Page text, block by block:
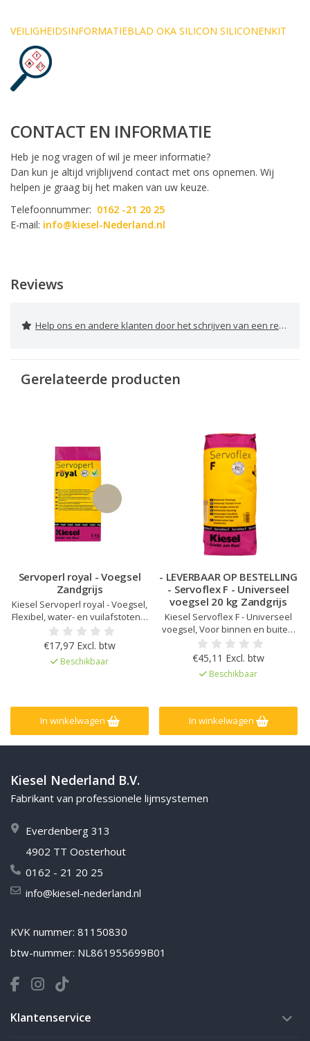
VEILIGHEIDSINFORMATIEBLAD OKA SILICON SILICONENKIT
CONTACT EN INFORMATIE
Heb je nog vragen of wil je meer informatie?
Dan kun je altijd vrijblijvend contact met ons opnemen. Wij
helpen je graag bij het maken van uw keuze.
Telefoonnummer: 0162 -21 20 25
E-mail: info@kiesel-Nederland.nl
Reviews
Help ons en andere klanten door het schrijven van een review
Gerelateerde producten
Servoperl royal - Voegsel
Zandgrijs
Kiesel Servoperl royal - Voegsel,
Flexibel, water- en vuilafstotend,
Voor 1 - 10 mm voegbreedte,
Voor wand en vloer, binnen,
buiten en in natte ruimtes,
Verhoogde weerstand tegen
slijtvast
€17,97 Excl. btw
Beschikbaar
In winkelwagen
- LEVERBAAR OP BESTELLING
- Servoflex F - Universeel
voegsel 20 kg Zandgrijs
Kiesel Servoflex F - Universeel
voegsel, Voor binnen en buiten,
Voegen van 3 - 25mm,
Sneldrogend, Goede hechting,
Flexibel, Vorstbestendig, Water-
en vuilafstotend
€45,11 Excl. btw
Beschikbaar
In winkelwagen
Kiesel Nederland B.V.
Fabrikant van professionele lijmsystemen
Everdenberg 313
4902 TT Oosterhout
0162 - 21 20 25
info@kiesel-nederland.nl
KVK nummer: 81150830
btw-nummer: NL861955699B01
Klantenservice